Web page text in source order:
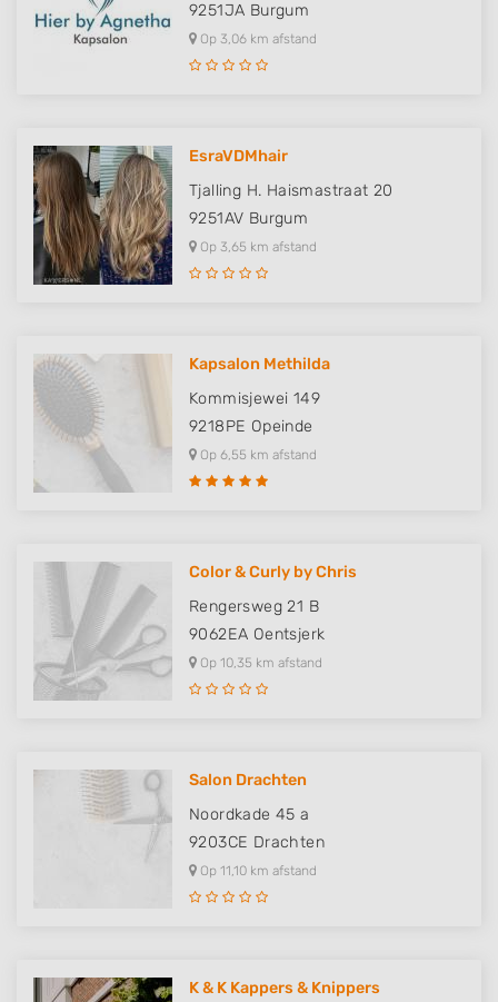
9251JA Burgum
Op 3,06 km afstand
EsraVDMhair
Tjalling H. Haismastraat 20
9251AV Burgum
Op 3,65 km afstand
Kapsalon Methilda
Kommisjewei 149
9218PE Opeinde
Op 6,55 km afstand
Color & Curly by Chris
Rengersweg 21 B
9062EA Oentsjerk
Op 10,35 km afstand
Salon Drachten
Noordkade 45 a
9203CE Drachten
Op 11,10 km afstand
K & K Kappers & Knippers